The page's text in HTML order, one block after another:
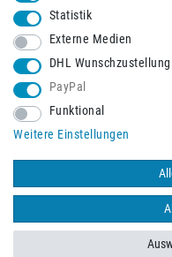
© 2026 Burbach+Goetz
vorbehalten. Alle Preise
Statistik
Externe Medien
DHL Wunschzustellung
PayPal
Funktional
Weitere Einstellungen